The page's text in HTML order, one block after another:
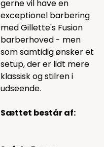
gerne vil have en
exceptionel barbering
med Gillette's Fusion
barberhoved - men
som samtidig ønsker et
setup, der er lidt mere
klassisk og stilren i
udseende.
Sættet består af: